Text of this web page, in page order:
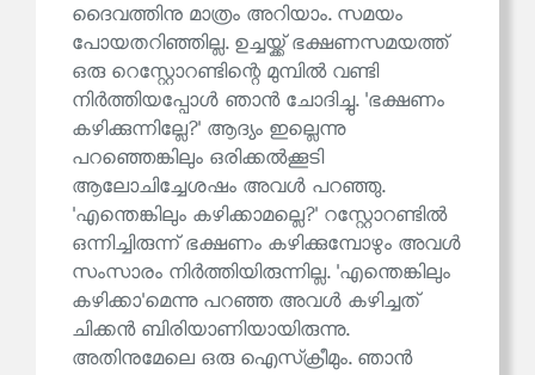
ദൈവത്തിനു മാത്രം അറിയാം. സമയം
പോയതറിഞ്ഞില്ല. ഉച്ചയ്ക്ക് ഭക്ഷണസമയത്ത്
ഒരു റെസ്റ്റോറണ്ടിന്റെ മുമ്പിൽ വണ്ടി
നിർത്തിയപ്പോൾ ഞാൻ ചോദിച്ചു. 'ഭക്ഷണം
കഴിക്കുന്നില്ലേ?' ആദ്യം ഇല്ലെന്നു
പറഞ്ഞെങ്കിലും ഒരിക്കൽക്കൂടി
ആലോചിച്ചേശഷം അവൾ പറഞ്ഞു.
'എന്തെങ്കിലും കഴിക്കാമല്ലെ?' റസ്റ്റോറണ്ടിൽ
ഒന്നിച്ചിരുന്ന് ഭക്ഷണം കഴിക്കുമ്പോഴും അവൾ
സംസാരം നിർത്തിയിരുന്നില്ല. 'എന്തെങ്കിലും
കഴിക്കാ'മെന്നു പറഞ്ഞ അവൾ കഴിച്ചത്
ചിക്കൻ ബിരിയാണിയായിരുന്നു.
അതിനുമേലെ ഒരു ഐസ്‌ക്രീമും. ഞാൻ